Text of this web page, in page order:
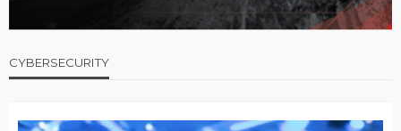
CYBERSECURITY